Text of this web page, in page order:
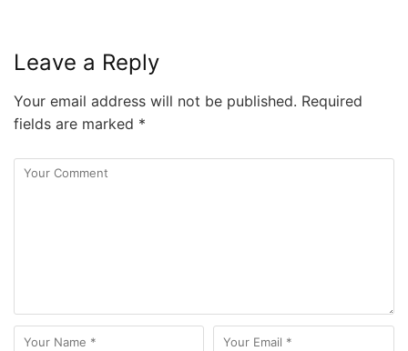
Leave a Reply
Your email address will not be published. Required
fields are marked *